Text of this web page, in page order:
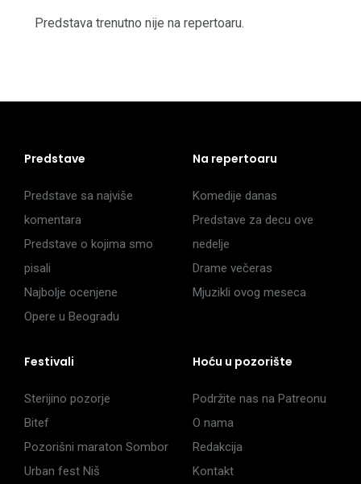
Predstava trenutno nije na repertoaru.
Predstave
Predstave sa najviše
komentara
Predstave o kojima smo
pisali
Najbolje ocenjene
Opere u Beogradu
Na repertoaru
Komedije danas
Predstave za decu ove
nedelje
Drame večeras
Mjuzikli ovog meseca
Festivali
Sterijino pozorje
Bitef
Pozorišni maraton Sombor
Urban fest Niš
Hoću u pozorište
Podržite nas na Patreonu
O nama
Redakcija
Kontakt